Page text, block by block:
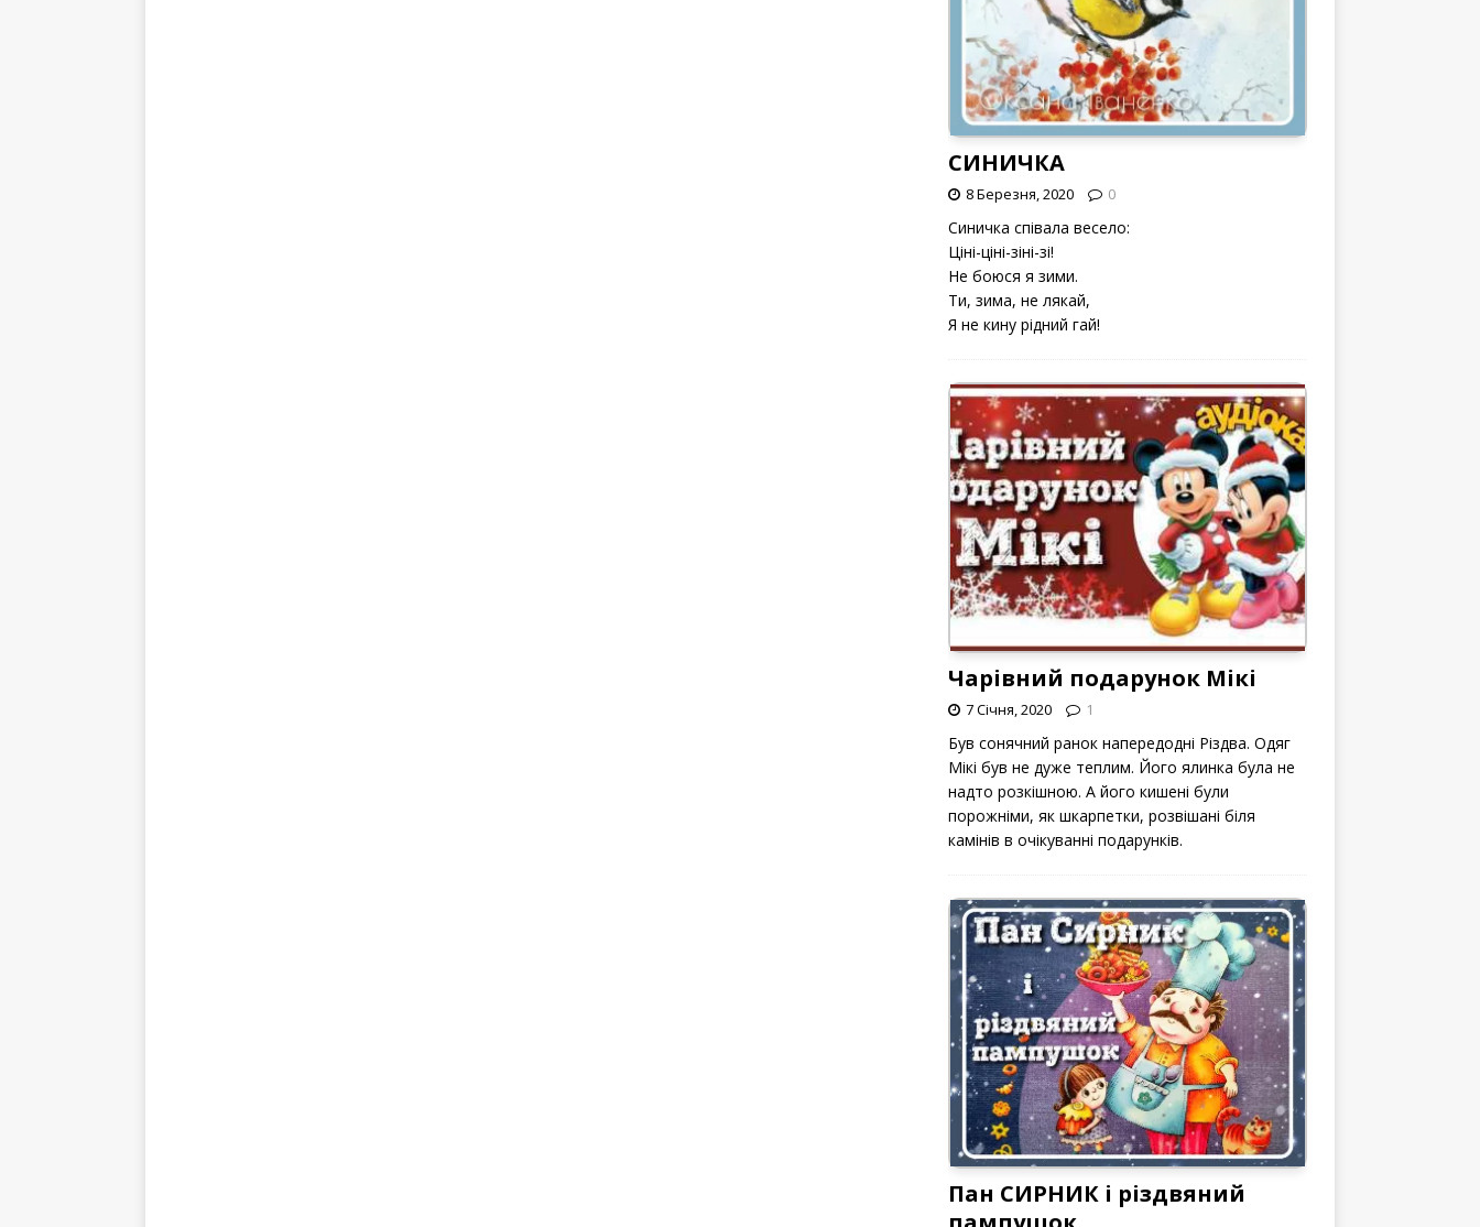
СИНИЧКА
8 Березня, 2020 0
Синичка співала весело:
Ціні-ціні-зіні-зі!
Не боюся я зими.
Ти, зима, не лякай,
Я не кину рідний гай!
Чарівний подарунок Мікі
7 Січня, 2020 1
Був сонячний ранок напередодні Різдва. Одяг
Мікі був не дуже теплим. Його ялинка була не
надто розкішною. А його кишені були
порожніми, як шкарпетки, розвішані біля
камінів в очікуванні подарунків.
Пан СИРНИК і різдвяний